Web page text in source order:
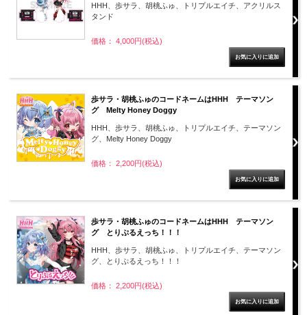
HHH、歩サラ、胡桃ふゅ、トリプルエイチ、アクリルス
タンド
価格： 4,000円(税込)
歩サラ・胡桃ふゅのコードネームはHHH テーマソン
グ Melty Honey Doggy
HHH、歩サラ、胡桃ふゅ、トリプルエイチ、テーマソン
グ、Melty Honey Doggy
価格： 2,200円(税込)
歩サラ・胡桃ふゅのコードネームはHHH テーマソン
グ とりぷるえっち！！！
HHH、歩サラ、胡桃ふゅ、トリプルエイチ、テーマソン
グ、とりぷるえっち！！！
価格： 2,200円(税込)